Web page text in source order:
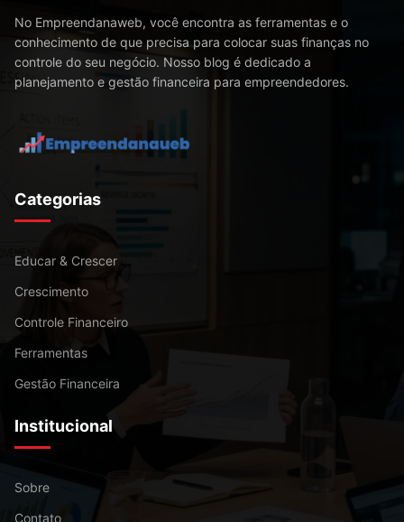
No Empreendanaweb, você encontra as ferramentas e o
conhecimento de que precisa para colocar suas finanças no
controle do seu negócio. Nosso blog é dedicado a
planejamento e gestão financeira para empreendedores.
Categorias
Educar & Crescer
Crescimento
Controle Financeiro
Ferramentas
Gestão Financeira
Institucional
Sobre
Contato